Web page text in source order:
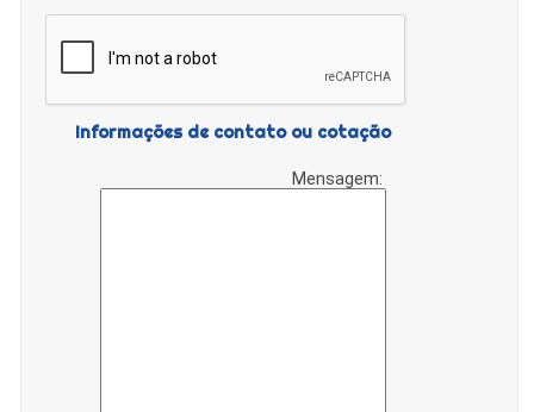
Informações de contato ou cotação
Mensagem: